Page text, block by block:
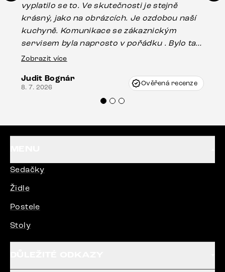
vyplatilo se to. Ve skutečnosti je stejně
krásný, jako na obrázcích. Je ozdobou naší
kuchyně. Komunikace se zákaznickým
servisem byla naprosto v pořádku . Bylo tam
drobné poškození u nohy stolu, které mohlo
Vincze mi velmi korektně vyšli vstříc.
Doporučuji produkty Delife všem.“
Zobrazit více
Judit Bognár
8. 7. 2026 Ověřená recenze
Sedačky
Židle
Postele
Stoly